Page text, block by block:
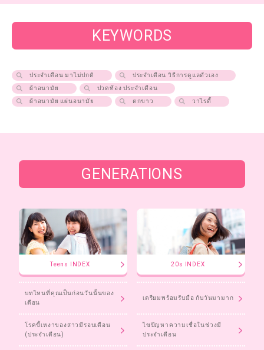
KEYWORDS
ประจำเดือน มาไม่ปกติ
ประจำเดือน วิธีการดูแลตัวเอง
ผ้าอนามัย
ปวดท้อง ประจําเดือน
ผ้าอนามัย แผ่นอนามัย
ตกขาว วาไรตี้
GENERATIONS
Teens INDEX
บทไหนที่คุณเป็นก่อนวันนั้นของ
เดือน
โรคขี้เหงาของสาวมีรอบเดือน
(ประจำเดือน)
20s INDEX
เตรียมพร้อมรับมือ กับวันมามาก
ไขปัญหาความเชื่อในช่วงมี
ประจำเดือน